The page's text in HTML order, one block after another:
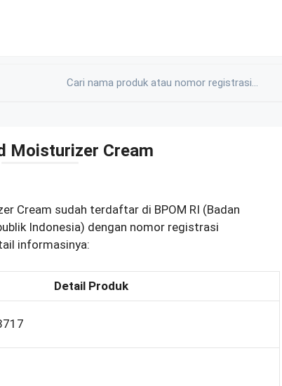
Moisturizer Cream
Cream sudah terdaftar di BPOM RI (Badan
Indonesia) dengan nomor registrasi
informasinya:
Detail Produk